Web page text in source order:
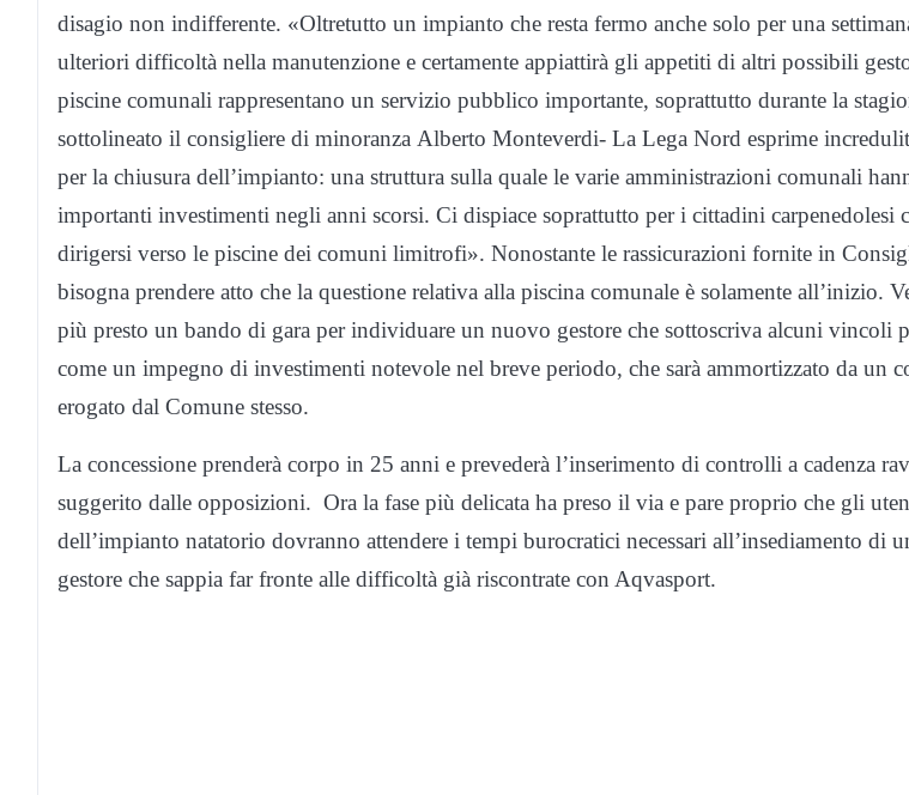
disagio non indifferente. «Oltretutto un impianto che resta fermo anche solo per una
ulteriori difficoltà nella manutenzione e certamente appiattirà gli appetiti di altri possibili
piscine comunali rappresentano un servizio pubblico importante, soprattutto durante la
sottolineato il consigliere di minoranza Alberto Monteverdi- La Lega Nord esprime
per la chiusura dell’impianto: una struttura sulla quale le varie amministrazioni comunali
importanti investimenti negli anni scorsi. Ci dispiace soprattutto per i cittadini carpenedolesi
dirigersi verso le piscine dei comuni limitrofi». Nonostante le rassicurazioni fornite in
bisogna prendere atto che la questione relativa alla piscina comunale è solamente all’inizio.
più presto un bando di gara per individuare un nuovo gestore che sottoscriva alcuni vincoli
come un impegno di investimenti notevole nel breve periodo, che sarà ammortizzato da un
erogato dal Comune stesso.
La concessione prenderà corpo in 25 anni e prevederà l’inserimento di controlli a cadenza
suggerito dalle opposizioni. Ora la fase più delicata ha preso il via e pare proprio che gli
dell’impianto natatorio dovranno attendere i tempi burocratici necessari all’insediamento di
gestore che sappia far fronte alle difficoltà già riscontrate con Aqvasport.